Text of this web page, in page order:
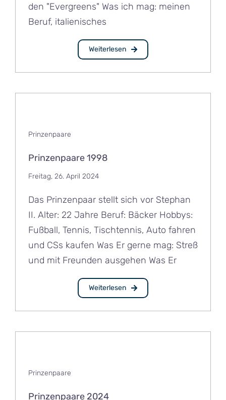
den "Evergreens" Was ich mag: meinen
Beruf, italienisches
Weiterlesen
Prinzenpaare
Prinzenpaare 1998
Freitag, 26. April 2024
Das Prinzenpaar stellt sich vor Stephan
II. Alter: 22 Jahre Beruf: Bäcker Hobbys:
Fußball, Tennis, Tischtennis, Auto fahren
und CSs kaufen Was Er gerne mag: Streß
und mit Freunden ausgehen Was Er
Weiterlesen
Prinzenpaare
Prinzenpaare 2024